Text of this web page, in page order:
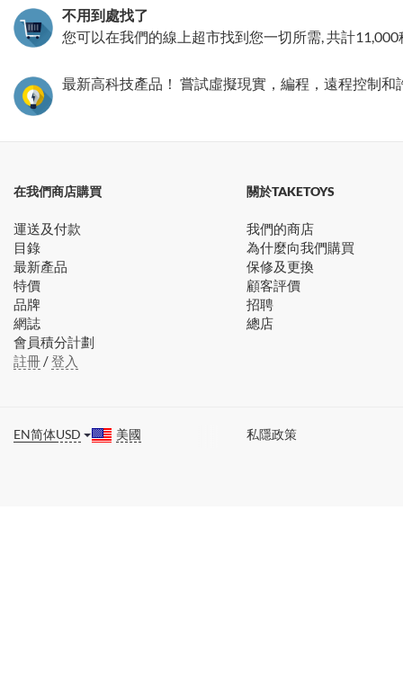
不用到處找了
您可以在我們的線上超市找到您一切所需, 共計11,000
最新高科技產品！ 嘗試虛擬現實，編程，遠程控制
在我們商店購買
運送及付款
目錄
最新產品
特價
品牌
網誌
會員積分計劃
註冊/登入
關於TAKETOYS
我們的商店
為什麼向我們購買
保修及更換
顧客評價
招聘
總店
EN简体USD 美國 私隱政策